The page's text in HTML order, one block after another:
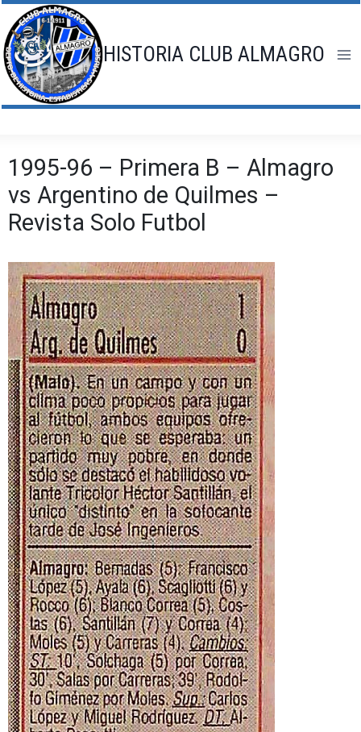
Saltar
al
contenido
HISTORIA CLUB ALMAGRO
1995-96 – Primera B – Almagro
vs Argentino de Quilmes –
Revista Solo Futbol